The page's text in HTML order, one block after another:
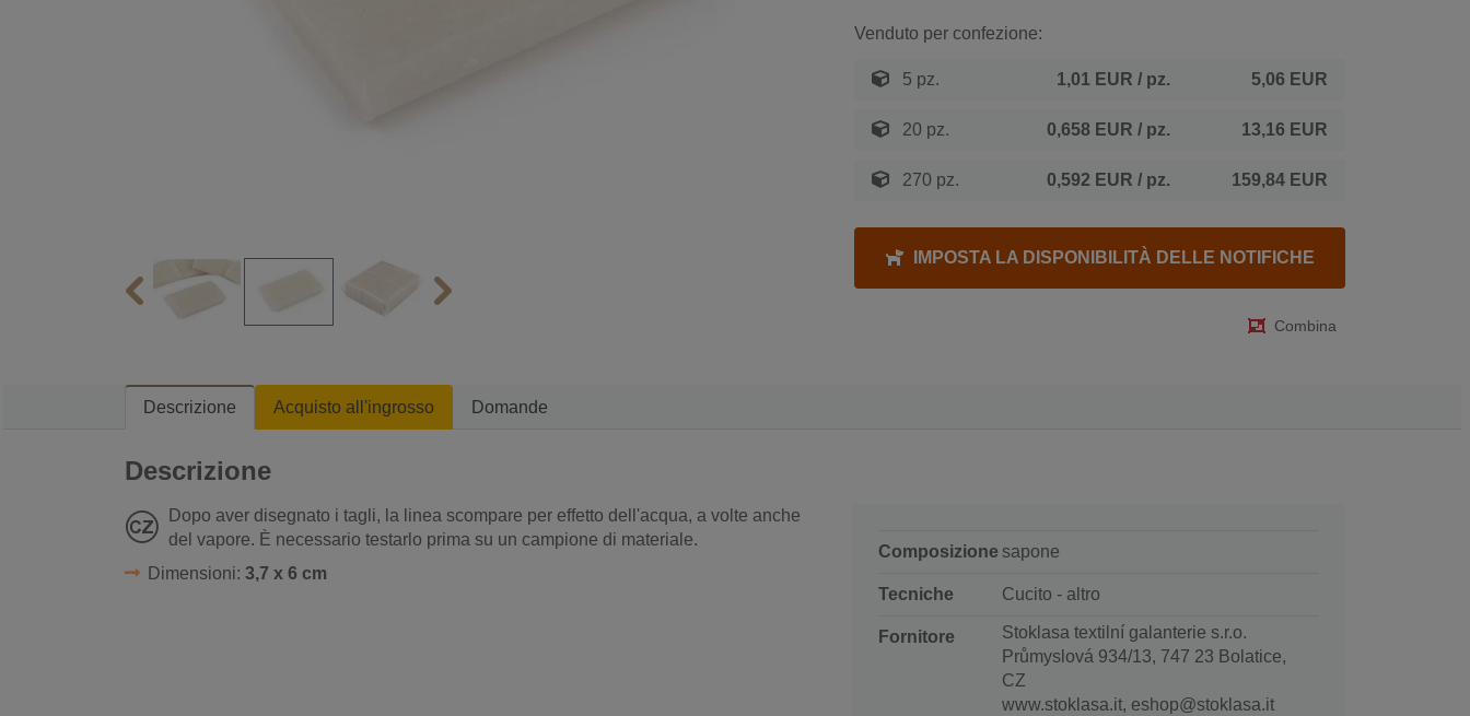
Venduto per confezione:
5 pz. 1,01 EUR / pz. 5,06 EUR
20 pz. 0,658 EUR / pz. 13,16 EUR
270 pz. 0,592 EUR / pz. 159,84 EUR
IMPOSTA LA DISPONIBILITÀ DELLE NOTIFICHE
Combina
Descrizione Acquisto all'ingrosso Domande
Descrizione
Dopo aver disegnato i tagli, la linea scompare per effetto dell'acqua, a volte anche
del vapore. È necessario testarlo prima su un campione di materiale.
Dimensioni: 3,7 x 6 cm
Composizione sapone
Tecniche Cucito - altro
Fornitore
Stoklasa textilní galanterie s.r.o.
Průmyslová 934/13, 747 23 Bolatice,
CZ
www.stoklasa.it, eshop@stoklasa.it